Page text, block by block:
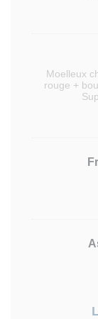
Moelleux
rouge +